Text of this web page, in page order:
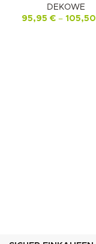
DEKOWE
95,95 € – 105,50